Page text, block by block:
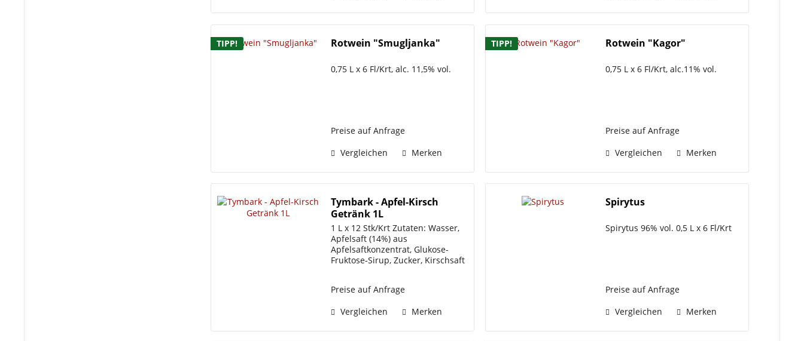
TIPP! Rotwein "Smugljanka"
0,75 L x 6 Fl/Krt, alc. 11,5% vol.
Preise auf Anfrage
Vergleichen
Merken
TIPP! Rotwein "Kagor"
0,75 L x 6 Fl/Krt, alc.11% vol.
Preise auf Anfrage
Vergleichen
Merken
Tymbark - Apfel-Kirsch
Getränk 1L
1 L x 12 Stk/Krt Zutaten: Wasser,
Apfelsaft (14%) aus
Apfelsaftkonzentrat, Glukose-
Fruktose-Sirup, Zucker, Kirschsaft
Johannisbeeresaftkonzentrat,
Säurerungsmittel:...
Preise auf Anfrage
Vergleichen
Merken
Spirytus
Spirytus 96% vol. 0,5 L x 6 Fl/Krt
Preise auf Anfrage
Vergleichen
Merken